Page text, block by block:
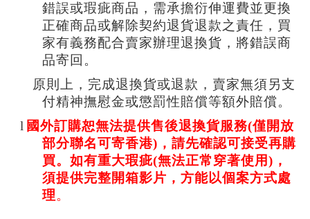
錯誤或瑕疵商品，需承擔衍伸運費並更換
正確商品或解除契約退貨退款之責任，買
家有義務配合賣家辦理退換貨，將錯誤商
品寄回。
原則上，完成退換貨或退款，賣家無須另支
付精神撫慰金或懲罰性賠償等額外賠償。
l 國外訂購恕無法提供售後退換貨服務(僅開放
部分聯名可寄香港) ，請先確認可接受再購
買。如有重大瑕疵(無法正常穿著使用) ，
須提供完整開箱影片 ， 方能以個案方式處
理。